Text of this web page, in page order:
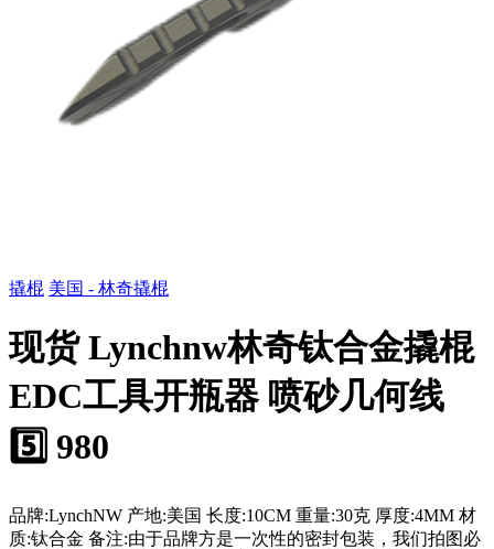
撬棍 美国 - 林奇撬棍
现货 Lynchnw林奇钛合金撬棍
EDC工具开瓶器 喷砂几何线
5️⃣ 980
品牌:LynchNW 产地:美国 长度:10CM 重量:30克 厚度:4MM 材
质:钛合金 备注:由于品牌方是一次性的密封包装，我们拍图必